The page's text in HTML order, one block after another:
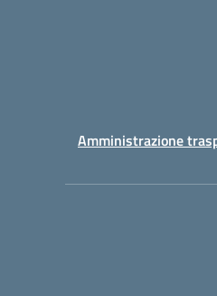
Amministrazione